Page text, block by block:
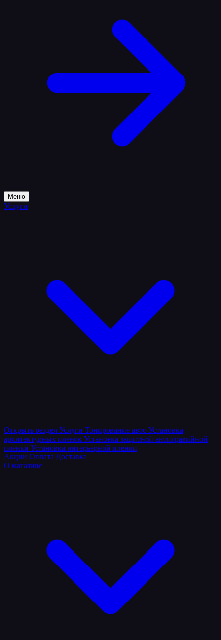
Меню
Услуги
Открыть раздел Услуги Тонирование авто Установка
архитектурных пленок Установка защитной антигравийной
пленки Установка интерьерной пленки
Акции Оплата Доставка
О магазине